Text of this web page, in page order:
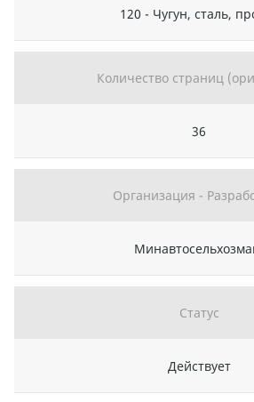
120 - Чугун, сталь,
Количество страниц
36
Организация -
Статус
Действует